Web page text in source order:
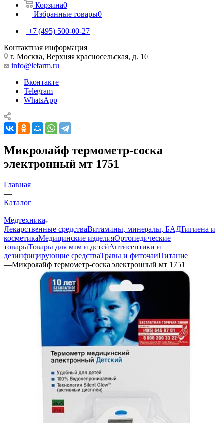
Корзина0
Избранные товары0
+7 (495) 500-00-27
Контактная информация
г. Москва, Верхняя красносельская, д. 10
info@lefarm.ru
Вконтакте
Telegram
WhatsApp
Микролайф термометр-соска
электронный мт 1751
Главная
—
Каталог
—
Медтехника
Лекарственные средстваВитамины, минералы, БАДГигиена и
косметикаМедицинские изделияОртопедические
товарыТовары для мам и детейАнтисептики и
дезинфицирующие средстваТравы и фиточаиПитание
—Микролайф термометр-соска электронный мт 1751